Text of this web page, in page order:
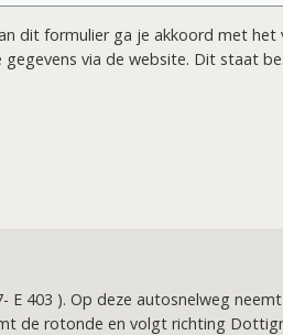
dit formulier ga je akkoord met het
gegevens via de website. Dit staat
403 ). Op deze autosnelweg
de rotonde en volgt richting